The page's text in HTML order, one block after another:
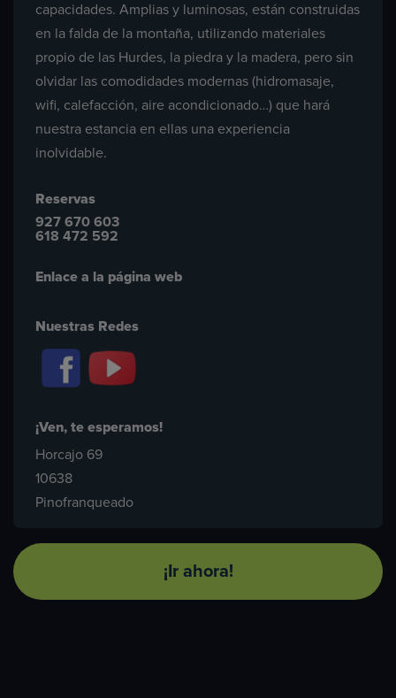
capacidades. Amplias y luminosas, están construidas
en la falda de la montaña, utilizando materiales
propio de las Hurdes, la piedra y la madera, pero sin
olvidar las comodidades modernas (hidromasaje,
wifi, calefacción, aire acondicionado…) que hará
nuestra estancia en ellas una experiencia
inolvidable.
Reservas
927 670 603
618 472 592
Enlace a la página web
Nuestras Redes
¡Ven, te esperamos!
Horcajo 69
10638
Pinofranqueado
¡Ir ahora!